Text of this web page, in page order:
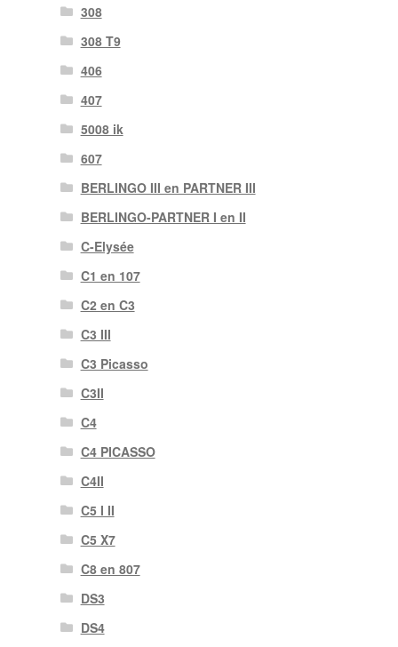
308
308 T9
406
407
5008 ik
607
BERLINGO III en PARTNER III
BERLINGO-PARTNER I en II
C-Elysée
C1 en 107
C2 en C3
C3 III
C3 Picasso
C3II
C4
C4 PICASSO
C4II
C5 I II
C5 X7
C8 en 807
DS3
DS4